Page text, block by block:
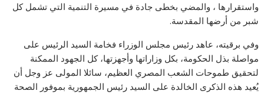
واستقرارها ، والمضي بخطى جادة في مسيرة التنمية التي تشمل كل
شبر من أرضها المقدسة.
وفي برقيته، عاهد رئيس مجلس الوزراء فخامة السيد الرئيس على
مواصلة بذل الحكومة، بكل وزاراتها وأجهزتها، كل الجهود الممكنة
لتحقيق طموحات الشعب المصري العظيم، سائلا المولى عز وجل أن
يُعيد هذه الذكرى الخالدة على السيد رئيس الجمهورية بموفور الصحة